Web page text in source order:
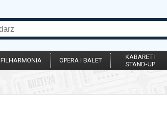
FILHARMONIA OPERA I BALET
KABARET I
STAND-UP